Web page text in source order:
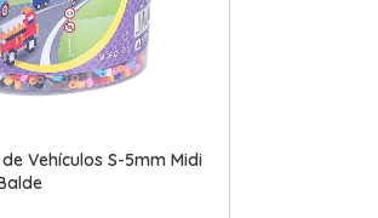
Vehículos S-5mm Midi